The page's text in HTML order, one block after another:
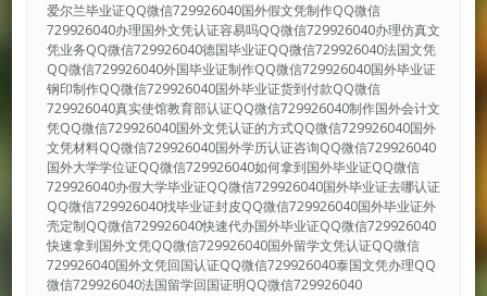
爱尔兰毕业证QQ微信729926040国外假文凭制作QQ微信
729926040办理国外文凭认证容易吗QQ微信729926040办理仿真文
凭业务QQ微信729926040德国毕业证QQ微信729926040法国文凭
QQ微信729926040外国毕业证制作QQ微信729926040国外毕业证
钢印制作QQ微信729926040国外毕业证货到付款QQ微信
729926040真实使馆教育部认证QQ微信729926040制作国外会计文
凭QQ微信729926040国外文凭认证的方式QQ微信729926040国外
文凭材料QQ微信729926040国外学历认证咨询QQ微信729926040
国外大学学位证QQ微信729926040如何拿到国外毕业证QQ微信
729926040办假大学毕业证QQ微信729926040国外毕业证去哪认证
QQ微信729926040找毕业证封皮QQ微信729926040国外毕业证外
壳定制QQ微信729926040快速代办国外毕业证QQ微信729926040
快速拿到国外文凭QQ微信729926040国外留学文凭认证QQ微信
729926040国外文凭回国认证QQ微信729926040泰国文凭办理QQ
微信729926040法国留学回国证明QQ微信729926040